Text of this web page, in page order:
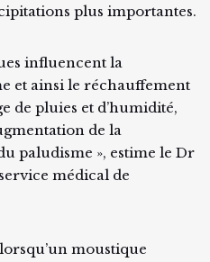
plus importantes.
influencent la
et ainsi le réchauffement
de pluies et d’humidité,
de la
paludisme », estime le Dr
médical de
moustique